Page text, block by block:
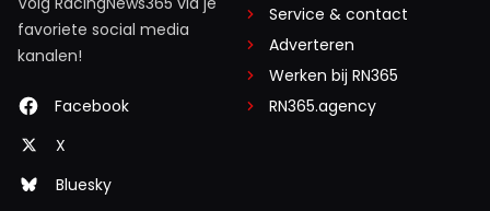
favoriete social media
kanalen!
Facebook
X
Bluesky
Service & contact
Adverteren
Werken bij RN365
RN365.agency